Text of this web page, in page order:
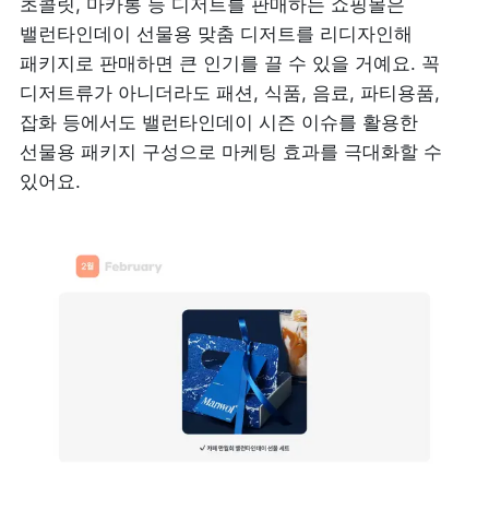
밸런타인데이 선물용 맞춤 디저트를 리디자인해
패키지로 판매하면 큰 인기를 끌 수 있을 거예요. 꼭
디저트류가 아니더라도 패션, 식품, 음료, 파티용품,
잡화 등에서도 밸런타인데이 시즌 이슈를 활용한
선물용 패키지 구성으로 마케팅 효과를 극대화할 수
있어요.